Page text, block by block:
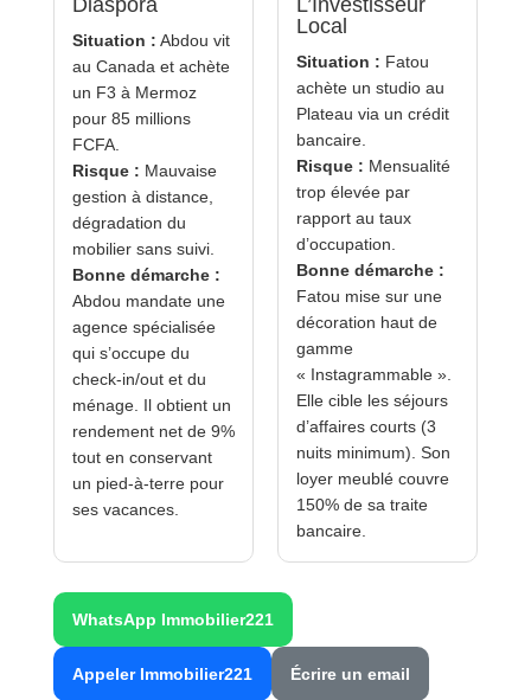
Situation : Abdou vit
au Canada et achète
un F3 à Mermoz
pour 85 millions
FCFA.
Risque : Mauvaise
gestion à distance,
dégradation du
mobilier sans suivi.
Bonne démarche :
Abdou mandate une
agence spécialisée
qui s’occupe du
check-in/out et du
ménage. Il obtient un
rendement net de 9%
tout en conservant
un pied-à-terre pour
ses vacances.
Local
Situation : Fatou
achète un studio au
Plateau via un crédit
bancaire.
Risque : Mensualité
trop élevée par
rapport au taux
d’occupation.
Bonne démarche :
Fatou mise sur une
décoration haut de
gamme
« Instagrammable ».
Elle cible les séjours
d’affaires courts (3
nuits minimum). Son
loyer meublé couvre
150% de sa traite
bancaire.
WhatsApp Immobilier221
Appeler Immobilier221 Écrire un email